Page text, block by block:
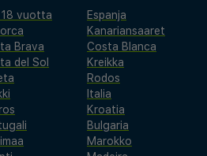
18 vuotta
Espanja
Kanariansaaret
Brava
Costa Blanca
del Sol
Kreikka
Rodos
Italia
Kroatia
Bulgaria
Marokko